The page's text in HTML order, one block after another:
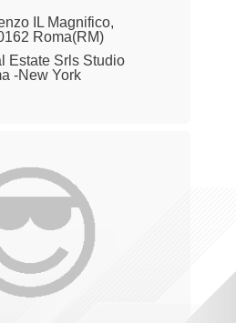
IL Magnifico,
Roma(RM)
Estate Srls Studio
-New York